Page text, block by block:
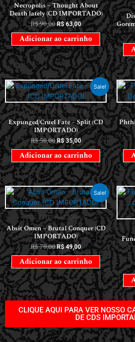
Necropolis – Thought About
Death lately (CD IMPORTADO)
R$90,00 R$63,00
Adicionar ao carrinho
Sale!
CDS INTERNACIONAIS
Expunged/Cruel Fate – Split (CD
IMPORTADO)
R$50,00 R$35,00
Adicionar ao carrinho
Sale!
CDS INTERNACIONAIS
Absit Omen – Brutal Conquer (CD
IMPORTADO)
R$70,00 R$49,00
Adicionar ao carrinho
CLIQUE AQUI PARA VER NOSSO
DE CDS